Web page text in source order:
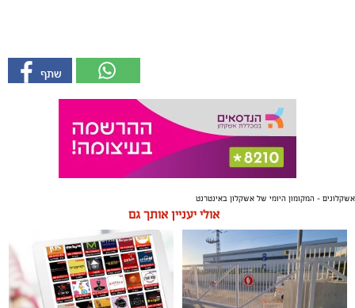
אשקלונים - המקומון היומי של אשקלון באינטרנט
אולי יעניין אותך גם